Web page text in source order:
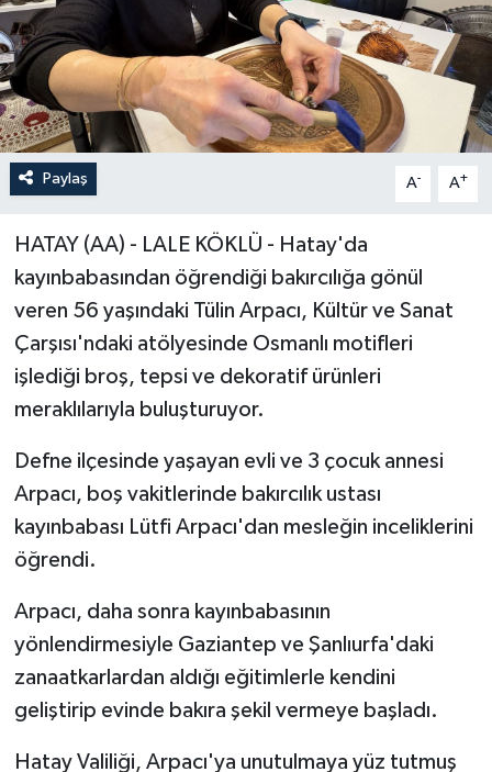
Paylaş A- A+
HATAY (AA) - LALE KÖKLÜ - Hatay'da
kayınbabasından öğrendiği bakırcılığa gönül
veren 56 yaşındaki Tülin Arpacı, Kültür ve Sanat
Çarşısı'ndaki atölyesinde Osmanlı motifleri
işlediği broş, tepsi ve dekoratif ürünleri
meraklılarıyla buluşturuyor.
Defne ilçesinde yaşayan evli ve 3 çocuk annesi
Arpacı, boş vakitlerinde bakırcılık ustası
kayınbabası Lütfi Arpacı'dan mesleğin inceliklerini
öğrendi.
Arpacı, daha sonra kayınbabasının
yönlendirmesiyle Gaziantep ve Şanlıurfa'daki
zanaatkarlardan aldığı eğitimlerle kendini
geliştirip evinde bakıra şekil vermeye başladı.
Hatay Valiliği, Arpacı'ya unutulmaya yüz tutmuş
SİYASET
GÜNCEL
SPOR
YAŞAM
Yerel